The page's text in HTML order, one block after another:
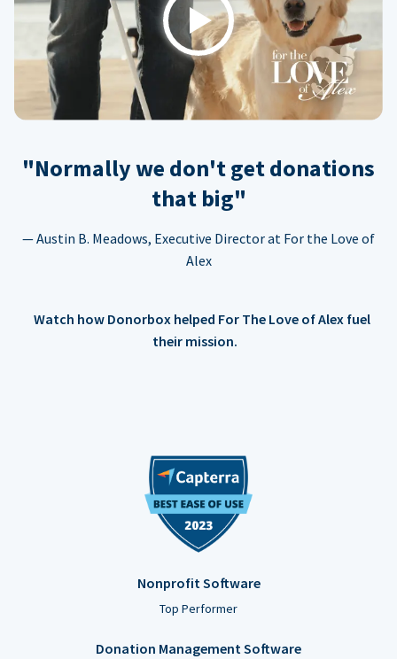
Play
"Normally we don't get donations
that big"
— Austin B. Meadows, Executive Director at For the Love of
Alex
Watch how Donorbox helped For The Love of Alex fuel
their mission.
Nonprofit Software
Top Performer
Donation Management Software